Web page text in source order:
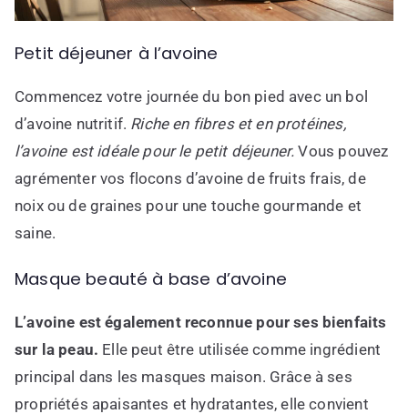
Petit déjeuner à l’avoine
Commencez votre journée du bon pied avec un bol
d’avoine nutritif. Riche en fibres et en protéines,
l’avoine est idéale pour le petit déjeuner. Vous pouvez
agrémenter vos flocons d’avoine de fruits frais, de
noix ou de graines pour une touche gourmande et
saine.
Masque beauté à base d’avoine
L’avoine est également reconnue pour ses bienfaits
sur la peau. Elle peut être utilisée comme ingrédient
principal dans les masques maison. Grâce à ses
propriétés apaisantes et hydratantes, elle convient